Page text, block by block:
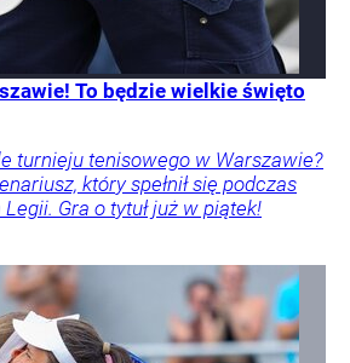
To będzie wielkie święto
turnieju tenisowego w Warszawie?
który spełnił się podczas
Gra o tytuł już w piątek!